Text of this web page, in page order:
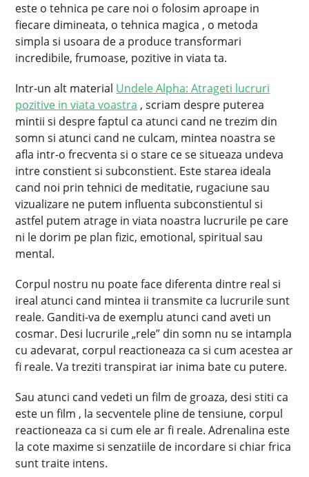
este o tehnica pe care noi o folosim aproape in
fiecare dimineata, o tehnica magica , o metoda
simpla si usoara de a produce transformari
incredibile, frumoase, pozitive in viata ta.
Intr-un alt material Undele Alpha: Atrageti lucruri
pozitive in viata voastra , scriam despre puterea
mintii si despre faptul ca atunci cand ne trezim din
somn si atunci cand ne culcam, mintea noastra se
afla intr-o frecventa si o stare ce se situeaza undeva
intre constient si subconstient. Este starea ideala
cand noi prin tehnici de meditatie, rugaciune sau
vizualizare ne putem influenta subconstientul si
astfel putem atrage in viata noastra lucrurile pe care
ni le dorim pe plan fizic, emotional, spiritual sau
mental.
Corpul nostru nu poate face diferenta dintre real si
ireal atunci cand mintea ii transmite ca lucrurile sunt
reale. Ganditi-va de exemplu atunci cand aveti un
cosmar. Desi lucrurile „rele” din somn nu se intampla
cu adevarat, corpul reactioneaza ca si cum acestea ar
fi reale. Va treziti transpirat iar inima bate cu putere.
Sau atunci cand vedeti un film de groaza, desi stiti ca
este un film , la secventele pline de tensiune, corpul
reactioneaza ca si cum ele ar fi reale. Adrenalina este
la cote maxime si senzatiile de incordare si chiar frica
sunt traite intens.